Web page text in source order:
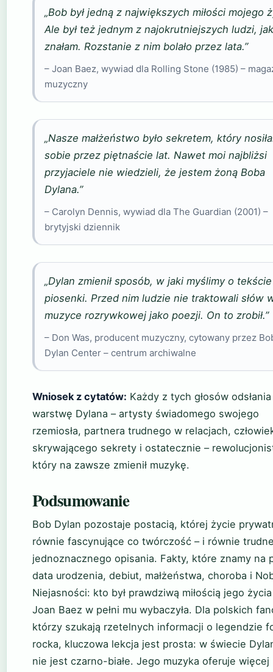
„Bob był jedną z największych miłości mojego
Ale był też jednym z najokrutniejszych ludzi,
znałam. Rozstanie z nim bolało przez lata.”
– Joan Baez, wywiad dla Rolling Stone (1985) –
muzyczny
„Nasze małżeństwo było sekretem, który
sobie przez piętnaście lat. Nawet moi najbliżsi
przyjaciele nie wiedzieli, że jestem żoną Boba
Dylana.”
– Carolyn Dennis, wywiad dla The Guardian (2001) –
brytyjski dziennik
„Dylan zmienił sposób, w jaki myślimy o tekście
piosenki. Przed nim ludzie nie traktowali słów
muzyce rozrywkowej jako poezji. On to zrobił.”
– Don Was, producent muzyczny, cytowany przez
Dylan Center – centrum archiwalne
Wniosek z cytatów: Każdy z tych głosów
warstwę Dylana – artysty świadomego swojego
rzemiosła, partnera trudnego w relacjach,
skrywającego sekrety i ostatecznie –
który na zawsze zmienił muzykę.
Podsumowanie
Bob Dylan pozostaje postacią, której życie
równie fascynujące co twórczość – i równie
jednoznacznego opisania. Fakty, które znamy na
data urodzenia, debiut, małżeństwa, choroba i
Niejasności: kto był prawdziwą miłością jego
Joan Baez w pełni mu wybaczyła. Dla polskich
którzy szukają rzetelnych informacji o legendzie
rocka, kluczowa lekcja jest prosta: w świecie
nie jest czarno-białe. Jego muzyka oferuje więcej